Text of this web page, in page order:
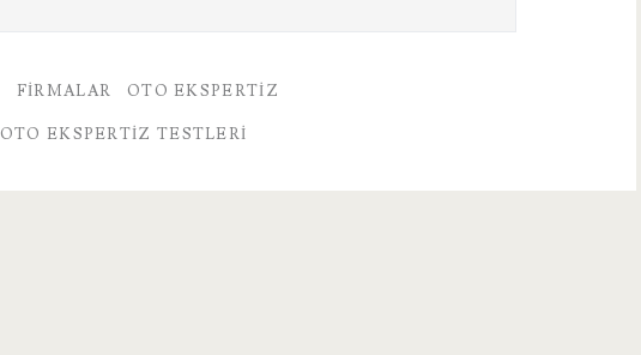
FIRMALAR OTO EKSPERTIZ
OTO EKSPERTIZ TESTLERI